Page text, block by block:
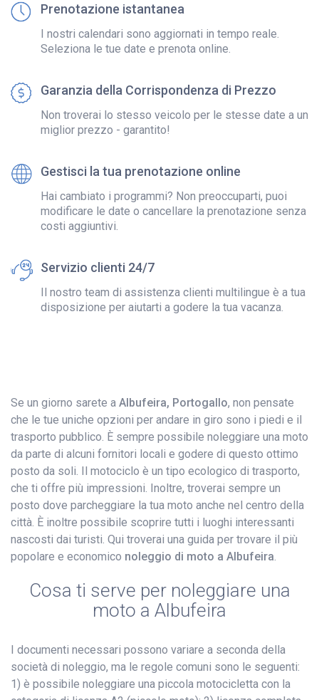
Prenotazione istantanea
I nostri calendari sono aggiornati in tempo reale.
Seleziona le tue date e prenota online.
Garanzia della Corrispondenza di Prezzo
Non troverai lo stesso veicolo per le stesse date a un
miglior prezzo - garantito!
Gestisci la tua prenotazione online
Hai cambiato i programmi? Non preoccuparti, puoi
modificare le date o cancellare la prenotazione senza
costi aggiuntivi.
Servizio clienti 24/7
Il nostro team di assistenza clienti multilingue è a tua
disposizione per aiutarti a godere la tua vacanza.
Se un giorno sarete a Albufeira, Portogallo, non pensate
che le tue uniche opzioni per andare in giro sono i piedi e il
trasporto pubblico. È sempre possibile noleggiare una moto
da parte di alcuni fornitori locali e godere di questo ottimo
posto da soli. Il motociclo è un tipo ecologico di trasporto,
che ti offre più impressioni. Inoltre, troverai sempre un
posto dove parcheggiare la tua moto anche nel centro della
città. È inoltre possibile scoprire tutti i luoghi interessanti
nascosti dai turisti. Qui troverai una guida per trovare il più
popolare e economico noleggio di moto a Albufeira.
Cosa ti serve per noleggiare una
moto a Albufeira
I documenti necessari possono variare a seconda della
società di noleggio, ma le regole comuni sono le seguenti:
1) è possibile noleggiare una piccola motocicletta con la